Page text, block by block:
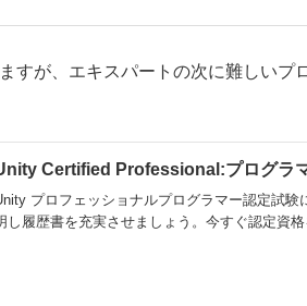
すが、エキスパートの次に難しいプ
Certified Professional:プログラ
プロフェッショナルプログラマー認定試
し履歴書を充実させましょう。今すぐ認定資